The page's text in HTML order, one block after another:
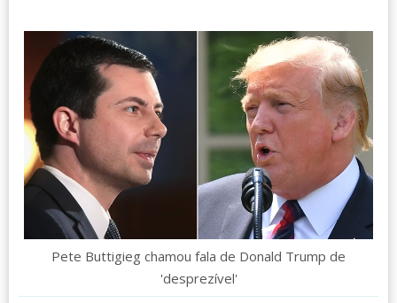
Pete Buttigieg chamou fala de Donald Trump de
'desprezível'